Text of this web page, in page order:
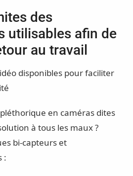
des
utilisables afin de
au travail
disponibles pour faciliter
en caméras dites
à tous les maux ?
bi-capteurs et
: